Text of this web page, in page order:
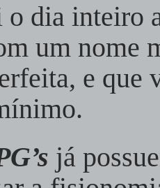
o dia inteiro
um nome
e que
já